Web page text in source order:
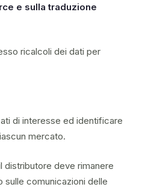
e sulla traduzione
ricalcoli dei dati per
di interesse ed identificare
mercato.
distributore deve rimanere
comunicazioni delle